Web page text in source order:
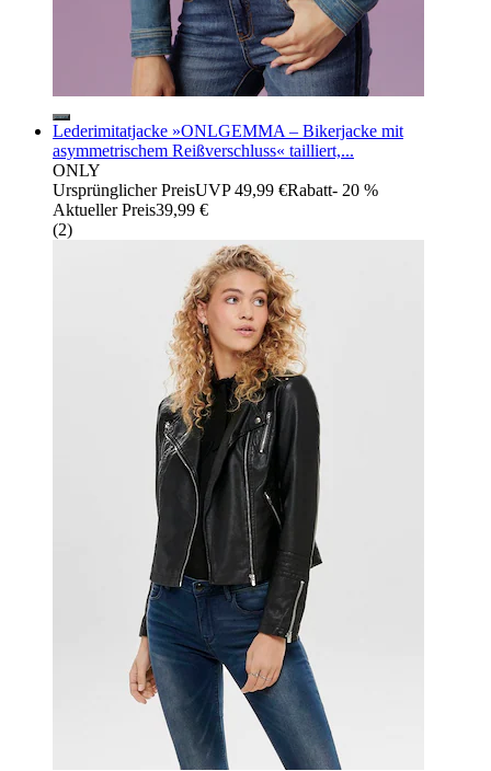
Lederimitatjacke »ONLGEMMA – Bikerjacke mit
asymmetrischem Reißverschluss« tailliert,...
ONLY
Ursprünglicher PreisUVP 49,99 €Rabatt- 20 %
Aktueller Preis39,99 €
(2)